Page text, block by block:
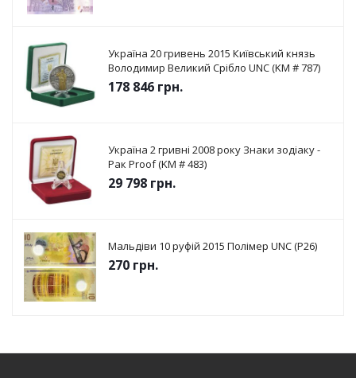
Україна 20 гривень 2015 Київський князь
Володимир Великий Срібло UNC (KM # 787)
178 846 грн.
Україна 2 гривні 2008 року Знаки зодіаку -
Рак Proof (KM # 483)
29 798 грн.
Мальдіви 10 руфій 2015 Полімер UNC (P26)
270 грн.